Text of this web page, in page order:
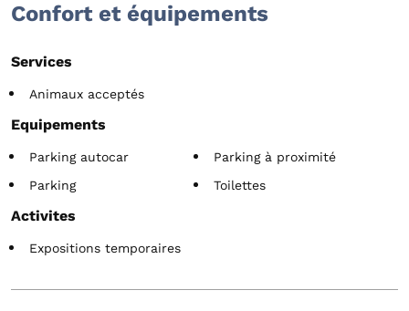
Confort et équipements
Services
Animaux acceptés
Equipements
Parking autocar
Parking à proximité
Parking
Toilettes
Activites
Expositions temporaires